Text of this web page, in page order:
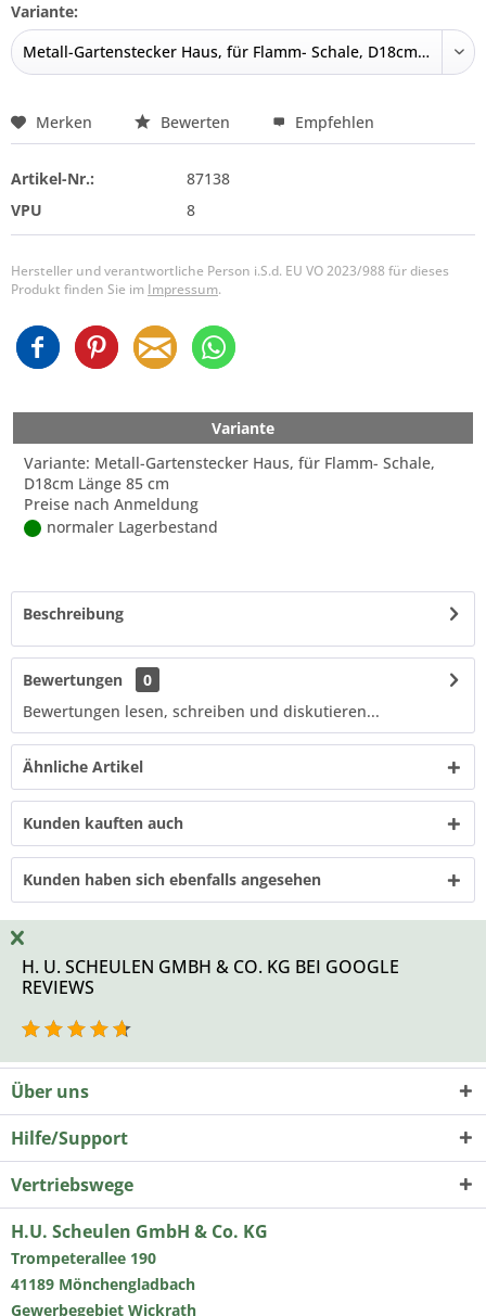
Variante:
Merken Bewerten Empfehlen
Artikel-Nr.:
87138
VPU
8
Hersteller und verantwortliche Person i.S.d. EU VO 2023/988 für dieses
Produkt finden Sie im Impressum.
Variante
Variante: Metall-Gartenstecker Haus, für Flamm- Schale,
D18cm Länge 85 cm
Preise nach Anmeldung
normaler Lagerbestand
Beschreibung
Bewertungen
0
Bewertungen lesen, schreiben und diskutieren...
Ähnliche Artikel
Kunden kauften auch
Kunden haben sich ebenfalls angesehen
H. U. SCHEULEN GMBH & CO. KG BEI GOOGLE
REVIEWS
Über uns
Hilfe/Support
Vertriebswege
H.U. Scheulen GmbH & Co. KG
Trompeterallee 190
41189 Mönchengladbach
Gewerbegebiet Wickrath